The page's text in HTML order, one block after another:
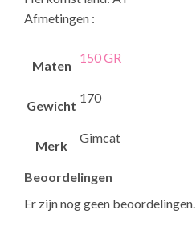
Afmetingen :
Maten
150 GR
Gewicht
170
Merk
Gimcat
Beoordelingen
Er zijn nog geen beoordelingen.